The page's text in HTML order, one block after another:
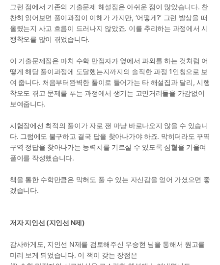
그런 점에서 기존의 기출문제 해설집은 아쉬운 점이 많았습니다. 찬
찬히 읽어보면 풀이과정이 이해가 가지만, ‘어떻게?’ 그런 발상을 떠
올렸는지 사고 흐름이 드러나지 않았죠. 이를 추리하는 과정에서 시
행착오를 많이 겪었습니다.
이 기출문제집은 마치 수학 만점자가 옆에서 과외를 하는 것처럼 어
떻게 해당 풀이과정에 도달했는지까지의 솔직한 과정 1인칭으로 보
여 줍니다. 처음부터완벽한 풀이로 들어가는 타 해설집과 달리, 시행
착오도 겪고 문제를 푸는 과정에서 생기는 고민거리들을 가감없이
보여줍니다.
시험장에선 최적의 풀이가 자로 잰 마냥 바로나오지 않을 수 있습니
다. 그럼에도 불구하고 결국 답을 찾아나가야 하죠. 막히더라도 꾸역
구역 정답을 찾아나가는 능력치를 기르실 수 있도록 심혈을 기울여
풀이를 작성했습니다.
책을 통한 수학만큼은 막혀도 풀 수 있는 자신감을 얻어 가셨으면 좋
겠습니다.
저자 지인선 (지인선 N제)
감사하게도, 지인선 N제를 검토해주신 우승현 님을 통해서 원고를
미리 보게 되었습니다. 이 책이 갖는 장점은